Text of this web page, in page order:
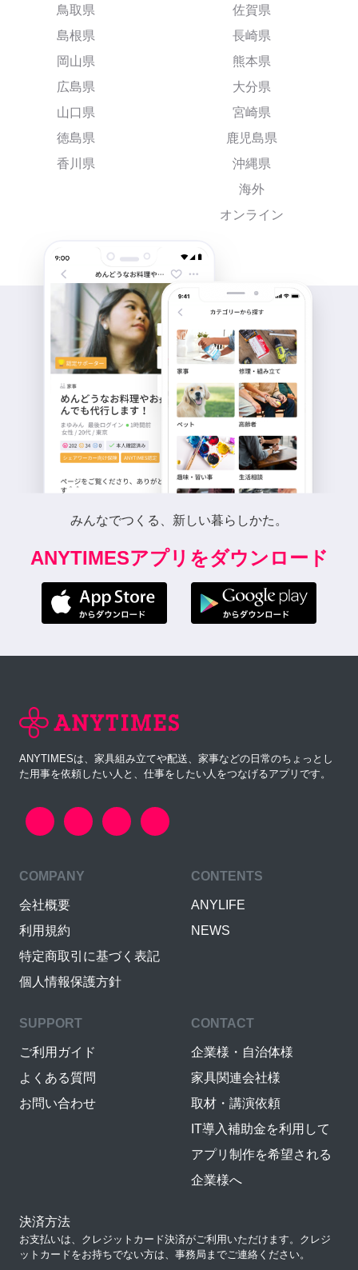
鳥取県
島根県
岡山県
広島県
山口県
徳島県
香川県
佐賀県
長崎県
熊本県
大分県
宮崎県
鹿児島県
沖縄県
海外
オンライン
みんなでつくる、新しい暮らしかた。
ANYTIMESアプリをダウンロード
ANYTIMESは、家具組み立てや配送、家事などの日常のちょっとし
た用事を依頼したい人と、仕事をしたい人をつなげるアプリです。
COMPANY
会社概要
利用規約
特定商取引に基づく表記
個人情報保護方針
CONTENTS
ANYLIFE
NEWS
SUPPORT
ご利用ガイド
よくある質問
お問い合わせ
CONTACT
企業様・自治体様
家具関連会社様
取材・講演依頼
IT導入補助金を利用して
アプリ制作を希望される
企業様へ
決済方法
お支払いは、クレジットカード決済がご利用いただけます。クレジ
ットカードをお持ちでない方は、事務局までご連絡ください。